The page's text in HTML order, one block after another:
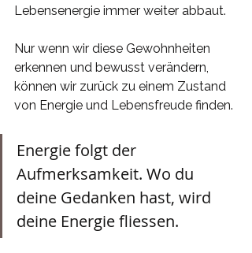
Lebensenergie immer weiter abbaut.
Nur wenn wir diese Gewohnheiten
erkennen und bewusst verändern,
können wir zurück zu einem Zustand
von Energie und Lebensfreude finden.
Energie folgt der
Aufmerksamkeit. Wo du
deine Gedanken hast, wird
deine Energie fliessen.